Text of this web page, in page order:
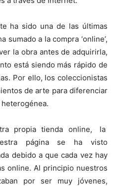
ha sido una de las últimas
sumado a la compra ‘online’,
la obra antes de adquirirla,
está siendo más rápido de
Por ello, los coleccionistas
de arte para diferenciar
propia tienda online, la
página se ha visto
debido a que cada vez hay
online. Al principio nuestros
por ser muy jóvenes,